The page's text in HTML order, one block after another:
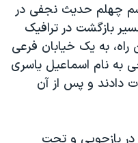
چهلم حدیث نجفی در
بازگشت در ترافیک
راه، به یک خیابان فرعی
به نام اسماعیل یاسری
دادند و پس از آن